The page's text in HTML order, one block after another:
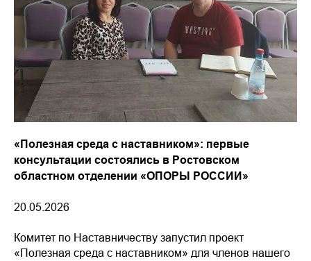
«Полезная среда с наставником»: первые
консультации состоялись в Ростовском
областном отделении «ОПОРЫ РОССИИ»
20.05.2026
Комитет по Наставничеству запустил проект
«Полезная среда с наставником» для членов нашего